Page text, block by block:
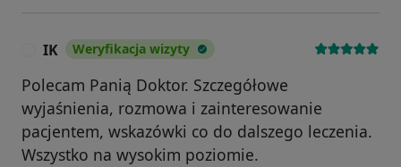
IK Weryfikacja wizyty
Polecam Panią Doktor. Szczegółowe
wyjaśnienia, rozmowa i zainteresowanie
pacjentem, wskazówki co do dalszego leczenia.
Wszystko na wysokim poziomie.